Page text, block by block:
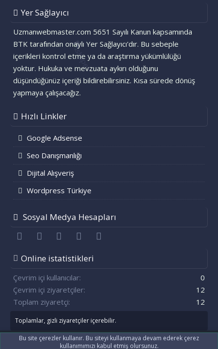
Yer Sağlayıcı
Uzmanwebmaster.com 5651 Sayılı Kanun kapsamında
BTK tarafından onaylı Yer Sağlayıcı'dır. Bu sebeple
içerikleri kontrol etme ya da araştırma yükümlülüğü
yoktur. Hukuka ve mevzuata aykırı olduğunu
düşündüğünüz içeriği bildirebilirsiniz. Kısa sürede dönüş
yapmaya çalışacağız.
Hızlı Linkler
Google Adsense
Seo Danışmanlığı
Dijital Alışveriş
Wordpress Türkiye
Sosyal Medya Hesapları
FacebookTwitter youtubeBize ulaşın
Online istatistikleri
Çevrim içi kullanıcılar
0
Çevrim içi ziyaretçiler
12
Toplam ziyaretçi
12
Toplamlar, gizli ziyaretçiler içerebilir.
Community platform by XenForo® © 2010-2021 XenForo Ltd.
Bu site çerezler kullanır. Bu siteyi kullanmaya devam ederek çerez
kullanımımızı kabul etmiş olursunuz.